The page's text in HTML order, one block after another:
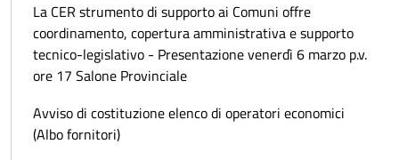
La CER strumento di supporto ai Comuni offre
coordinamento, copertura amministrativa e supporto
tecnico-legislativo - Presentazione venerdì 6 marzo p.v.
ore 17 Salone Provinciale
Avviso di costituzione elenco di operatori economici
(Albo fornitori)